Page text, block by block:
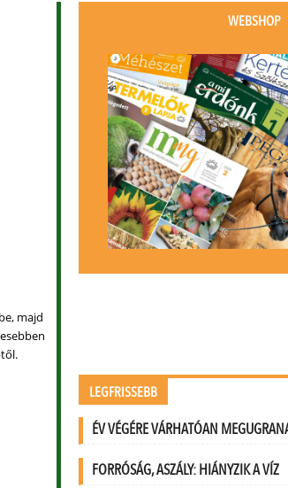
majd
WEBSHOP
LEGFRISSEBB
ÉV VÉGÉRE VÁRHATÓAN
FORRÓSÁG, ASZÁLY: HIÁNYZIK A VÍZ